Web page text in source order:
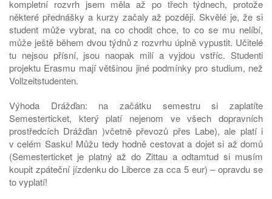
kompletní rozvrh jsem měla až po třech týdnech, protože
některé přednášky a kurzy začaly až později. Skvělé je, že si
student může vybrat, na co chodit chce, to co se mu nelíbí,
může ještě během dvou týdnů z rozvrhu úplně vypustit. Učitelé
tu nejsou přísní, jsou naopak milí a vyjdou vstříc. Studenti
projektu Erasmu mají většinou jiné podmínky pro studium, než
Vollzeitstudenten.
Výhoda Drážďan: na začátku semestru si zaplatíte
Semesterticket, který platí nejenom ve všech dopravních
prostředcích Drážďan )včetně převozů přes Labe), ale platí i
v celém Sasku! Můžu tedy hodně cestovat a dojet si až domů
(Semesterticket je platný až do Zittau a odtamtud si musím
koupit zpáteční jízdenku do Liberce za cca 5 eur) – opravdu se
to vyplatí!